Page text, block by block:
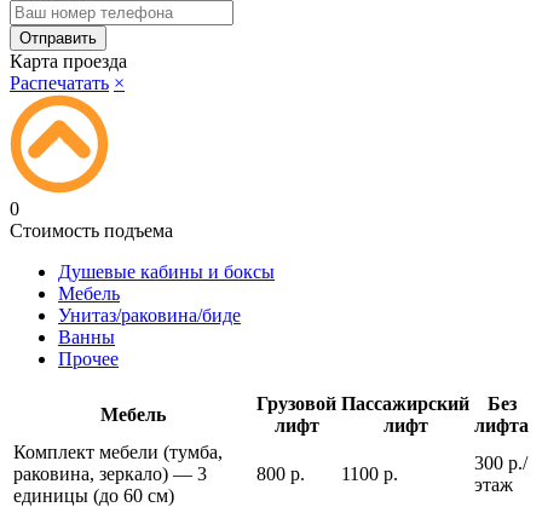
Карта проезда
Распечатать ×
0
Стоимость подъема
Душевые кабины и боксы
Мебель
Унитаз/раковина/биде
Ванны
Прочее
Мебель
Грузовой
лифт
Пассажирский
лифт
Без
лифта
Комплект мебели (тумба,
раковина, зеркало) — 3
единицы (до 60 см)
800 р. 1100 р.
300 р./
этаж